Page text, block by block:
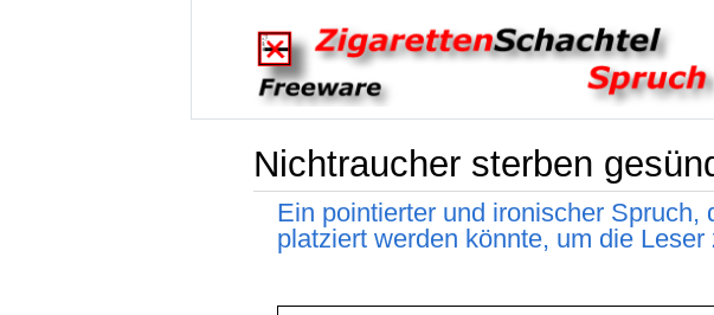
Nichtraucher sterben
Ein pointierter und ironischer Spruch,
platziert werden könnte, um die